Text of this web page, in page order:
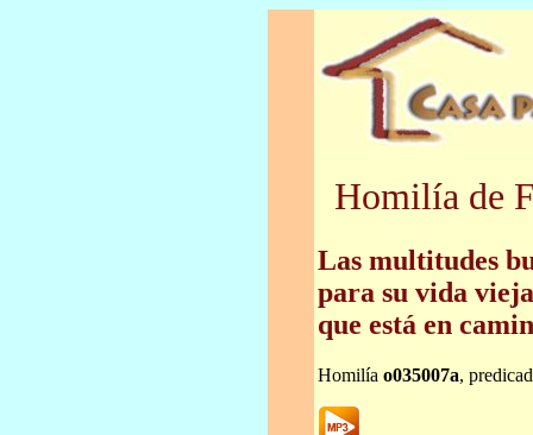
Homilía de
Las multitudes
para su vida
que está en
Homilía o035007a,